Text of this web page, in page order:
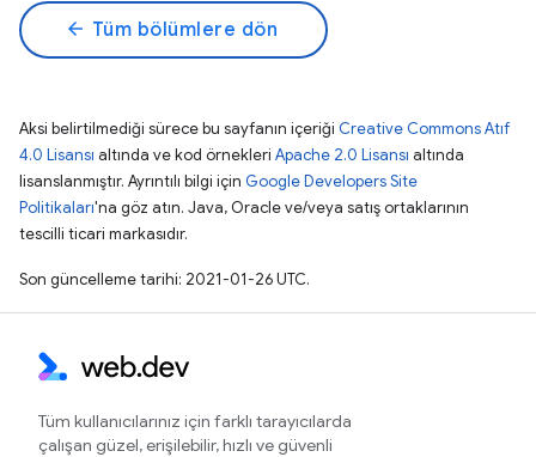
arrow_back Tüm bölümlere dön
Aksi belirtilmediği sürece bu sayfanın içeriği Creative Commons Atıf
4.0 Lisansı altında ve kod örnekleri Apache 2.0 Lisansı altında
lisanslanmıştır. Ayrıntılı bilgi için Google Developers Site
Politikaları'na göz atın. Java, Oracle ve/veya satış ortaklarının
tescilli ticari markasıdır.
Son güncelleme tarihi: 2021-01-26 UTC.
Tüm kullanıcılarınız için farklı tarayıcılarda
çalışan güzel, erişilebilir, hızlı ve güvenli